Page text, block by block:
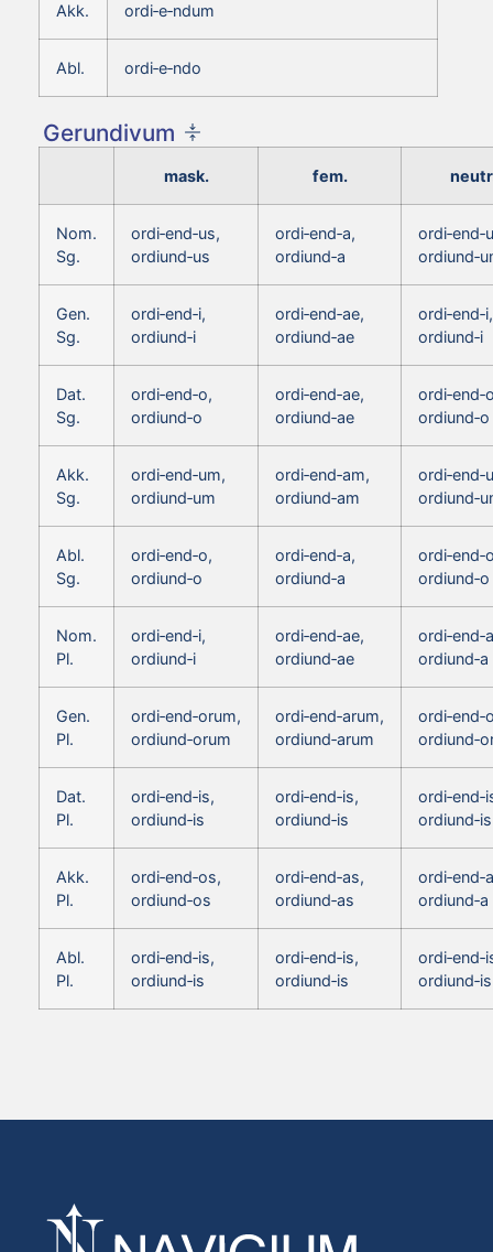
Akk. ordi‑e‑ndum
Abl. ordi‑e‑ndo
Gerundivum
mask. fem.
Nom.
Sg.
ordi‑end‑us,
ordiund‑us
ordi‑end‑a,
ordiund‑a
Gen.
Sg.
ordi‑end‑i,
ordiund‑i
ordi‑end‑ae,
ordiund‑ae
ordi‑end‑i,
ordiund‑i
Dat.
Sg.
ordi‑end‑o,
ordiund‑o
ordi‑end‑ae,
ordiund‑ae
ordiund‑o
Akk.
Sg.
ordi‑end‑um,
ordiund‑um
ordi‑end‑am,
ordiund‑am
Abl.
Sg.
ordi‑end‑o,
ordiund‑o
ordi‑end‑a,
ordiund‑a
ordiund‑o
Nom.
Pl.
ordi‑end‑i,
ordiund‑i
ordi‑end‑ae,
ordiund‑ae
ordiund‑a
Gen.
Pl.
ordi‑end‑orum,
ordiund‑orum
ordi‑end‑arum,
ordiund‑arum
Dat.
Pl.
ordi‑end‑is,
ordiund‑is
ordi‑end‑is,
ordiund‑is
ordiund‑is
Akk.
Pl.
ordi‑end‑os,
ordiund‑os
ordi‑end‑as,
ordiund‑as
ordiund‑a
Abl.
Pl.
ordi‑end‑is,
ordiund‑is
ordi‑end‑is,
ordiund‑is
ordiund‑is